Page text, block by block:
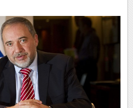
سیاست خارجی